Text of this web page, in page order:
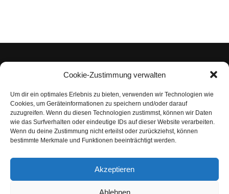
Cookie-Zustimmung verwalten
Um dir ein optimales Erlebnis zu bieten, verwenden wir Technologien wie
Cookies, um Geräteinformationen zu speichern und/oder darauf
zuzugreifen. Wenn du diesen Technologien zustimmst, können wir Daten
wie das Surfverhalten oder eindeutige IDs auf dieser Website verarbeiten.
Wenn du deine Zustimmung nicht erteilst oder zurückziehst, können
bestimmte Merkmale und Funktionen beeinträchtigt werden.
Akzeptieren
Ablehnen
Impressum
Datenschutzerklärung
Nutzungsbedingungen | Haftungsausschluss
AGB